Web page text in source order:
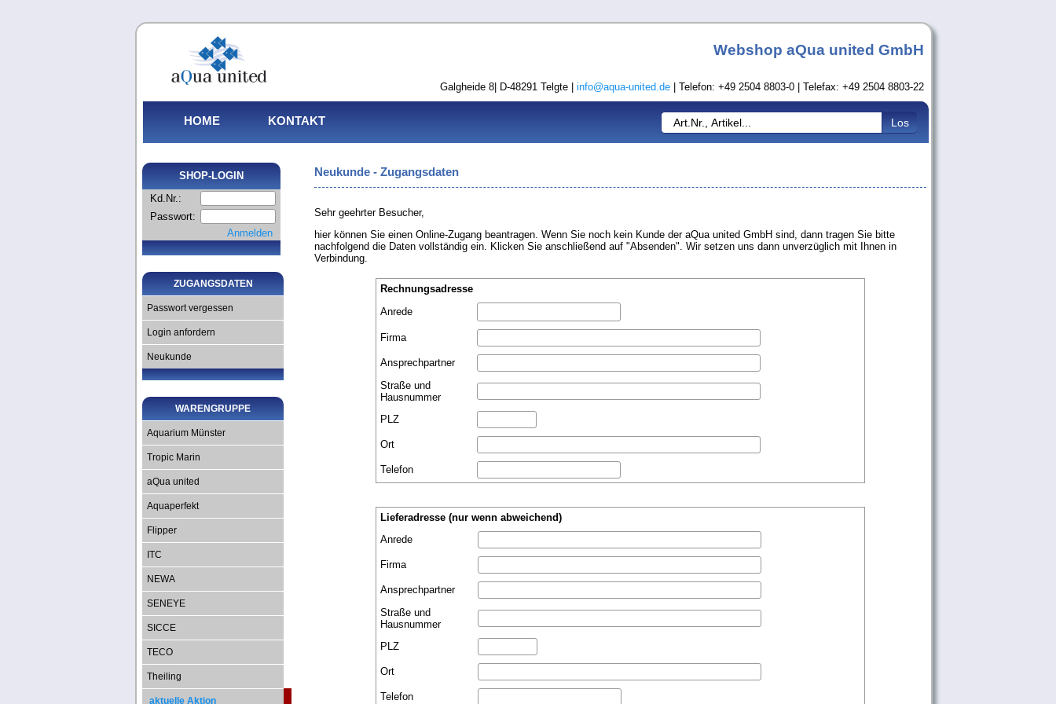
Webshop aQua united GmbH
Galgheide 8| D-48291 Telgte | info@aqua-united.de | Telefon: +49 2504 8803-0 | Telefax: +49 2504 8803-22
HOME KONTAKT
SHOP-LOGIN
Kd.Nr.:
Passwort:
Anmelden
ZUGANGSDATEN
Passwort vergessen
Login anfordern
Neukunde
WARENGRUPPE
Aquarium Münster
Tropic Marin
aQua united
Aquaperfekt
Flipper
ITC
NEWA
SENEYE
SICCE
TECO
Theiling
aktuelle Aktion
Neukunde - Zugangsdaten
Sehr geehrter Besucher,
hier können Sie einen Online-Zugang beantragen. Wenn Sie noch kein Kunde der aQua united GmbH sind, dann tragen Sie bitte
nachfolgend die Daten vollständig ein. Klicken Sie anschließend auf "Absenden". Wir setzen uns dann unverzüglich mit Ihnen in
Verbindung.
Rechnungsadresse
Anrede
Firma
Ansprechpartner
Straße und
Hausnummer
PLZ
Ort
Telefon
Lieferadresse (nur wenn abweichend)
Anrede
Firma
Ansprechpartner
Straße und
Hausnummer
PLZ
Ort
Telefon